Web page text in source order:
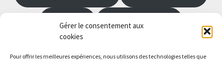
Gérer le consentement aux
cookies
Pour offrir les meilleures expériences, nous utilisons des technologies telles que
JRPGFR State of Gaming